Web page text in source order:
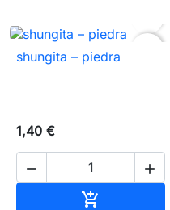
shungita – piedra
1,40 €
 
